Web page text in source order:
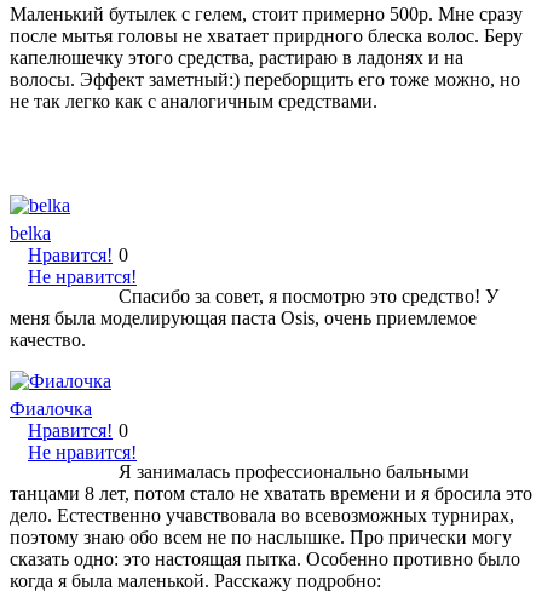
Маленький бутылек с гелем, стоит примерно 500р. Мне сразу
после мытья головы не хватает прирдного блеска волос. Беру
капелюшечку этого средства, растираю в ладонях и на
волосы. Эффект заметный:) переборщить его тоже можно, но
не так легко как с аналогичным средствами.
belka
Нравится!
Не нравится!
0
Спасибо за совет, я посмотрю это средство! У
меня была моделирующая паста Osis, очень приемлемое
качество.
Фиалочка
Нравится!
Не нравится!
0
Я занималась профессионально бальными
танцами 8 лет, потом стало не хватать времени и я бросила это
дело. Естественно учавствовала во всевозможных турнирах,
поэтому знаю обо всем не по наслышке. Про прически могу
сказать одно: это настоящая пытка. Особенно противно было
когда я была маленькой. Расскажу подробно: